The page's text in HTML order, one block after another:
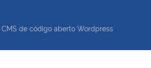
de código aberto Wordpress